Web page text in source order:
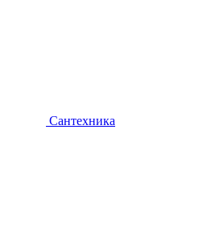
Сантехника